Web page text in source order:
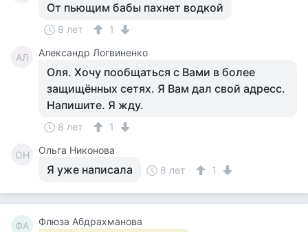
От пьющим бабы пахнет водкой
8 лет 1
АЛ Александр Логвиненко
Оля. Хочу пообщаться с Вами в более
защищённых сетях. Я Вам дал свой адресс.
Напишите. Я жду.
8 лет 1
ОН Ольга Никонова
Я уже написала 8 лет 1
ФА Флюза Абдрахманова